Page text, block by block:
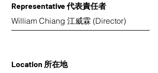
Representative 代表責任者
William Chiang 江威霖 (Director)
Location 所在地